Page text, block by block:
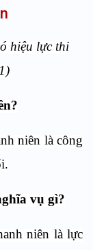
hiệu lực thi
?
niên là công
vụ gì?
niên là lực